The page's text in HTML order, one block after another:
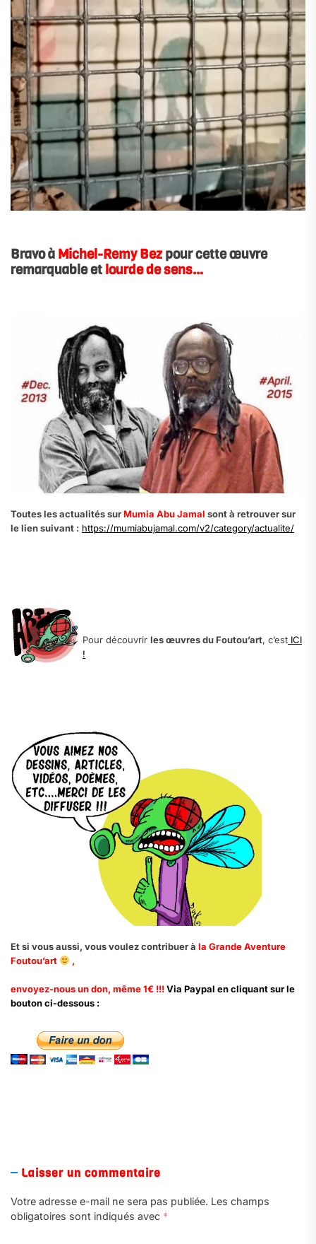
Bravo à Michel-Remy Bezpour cette œuvre
remarquable et lourde de sens…
Toutes les actualités surMumia Abu Jamal sont à retrouver sur
le lien suivant : https://mumiabujamal.com/v2/category/actualite/
Pour découvrir les œuvres du Foutou’art, c’est ICI
!
Et si vous aussi, vous voulez contribuer à la Grande Aventure
Foutou’art
,
envoyez-nous un don, même 1€ !!!Via Paypal en cliquant sur le
bouton ci-dessous :
Laisser un commentaire
Votre adresse e-mail ne sera pas publiée. Les champs
obligatoires sont indiqués avec *